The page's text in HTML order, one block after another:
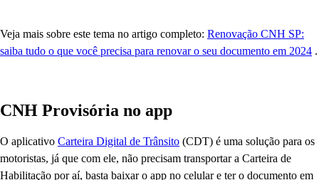
Veja mais sobre este tema no artigo completo: Renovação CNH SP:
saiba tudo o que você precisa para renovar o seu documento em 2024 .
CNH Provisória no app
O aplicativo Carteira Digital de Trânsito (CDT) é uma solução para os
motoristas, já que com ele, não precisam transportar a Carteira de
Habilitação por aí, basta baixar o app no celular e ter o documento em